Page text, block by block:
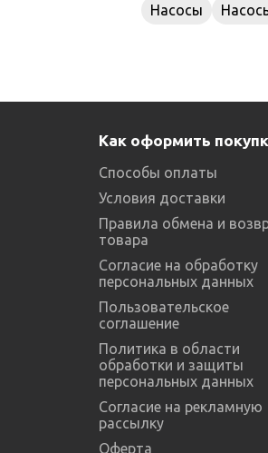
Насосы
Как оформить
Способы оплаты
Условия доставки
Правила обмена и
товара
Согласие на обработку
персональных данных
Пользовательское
соглашение
Политика в области
обработки и защиты
персональных данных
Согласие на рекламную
рассылку
Оферта